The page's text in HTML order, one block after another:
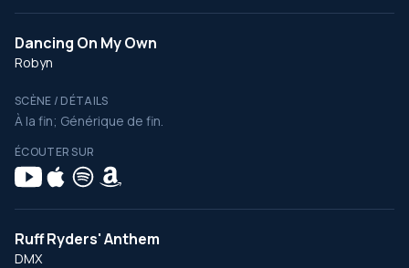
Dancing On My Own
Robyn
SCÈNE / DÉTAILS
À la fin; Générique de fin.
ÉCOUTER SUR
Ruff Ryders' Anthem
DMX